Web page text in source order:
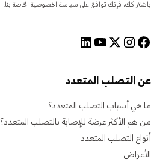
باشتراكك، فإنك توافق على سياسة الخصوصية الخاصة بنا.
عن التصلب المتعدد
ما هي أسباب التصلب المتعدد؟
من هم الأكثر عرضة للإصابة بالتصلب المتعدد؟
أنواع التصلب المتعدد
الأعراض